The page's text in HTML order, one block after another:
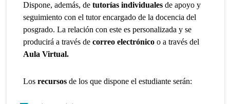
Dispone, además, detutorías individuales de apoyo y
seguimiento con el tutor encargado de la docencia del
posgrado. La relación con este es personalizada y se
producirá a través decorreo electrónico o a través del
Aula Virtual.
Losrecursos de los que dispone el estudiante serán: